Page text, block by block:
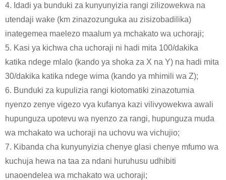
4. Idadi ya bunduki za kunyunyizia rangi zilizowekwa na
utendaji wake (km zinazozunguka au zisizobadilika)
inategemea maelezo maalum ya mchakato wa uchoraji;
5. Kasi ya kichwa cha uchoraji ni hadi mita 100/dakika
katika ndege mlalo (kando ya shoka za X na Y) na hadi mita
30/dakika katika ndege wima (kando ya mhimili wa Z);
6. Bunduki za kupulizia rangi kiotomatiki zinazotumia
nyenzo zenye vigezo vya kufanya kazi vilivyowekwa awali
hupunguza upotevu wa nyenzo za rangi, hupunguza muda
wa mchakato wa uchoraji na uchovu wa vichujio;
7. Kibanda cha kunyunyizia chenye glasi chenye mfumo wa
kuchuja hewa na taa za ndani huruhusu udhibiti
unaoendelea wa mchakato wa uchoraji;